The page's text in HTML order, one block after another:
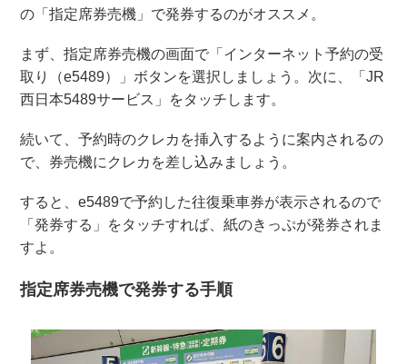
の「指定席券売機」で発券するのがオススメ。
まず、指定席券売機の画面で「インターネット予約の受
取り（e5489）」ボタンを選択しましょう。次に、「JR
西日本5489サービス」をタッチします。
続いて、予約時のクレカを挿入するように案内されるの
で、券売機にクレカを差し込みましょう。
すると、e5489で予約した往復乗車券が表示されるので
「発券する」をタッチすれば、紙のきっぷが発券されま
すよ。
指定席券売機で発券する手順